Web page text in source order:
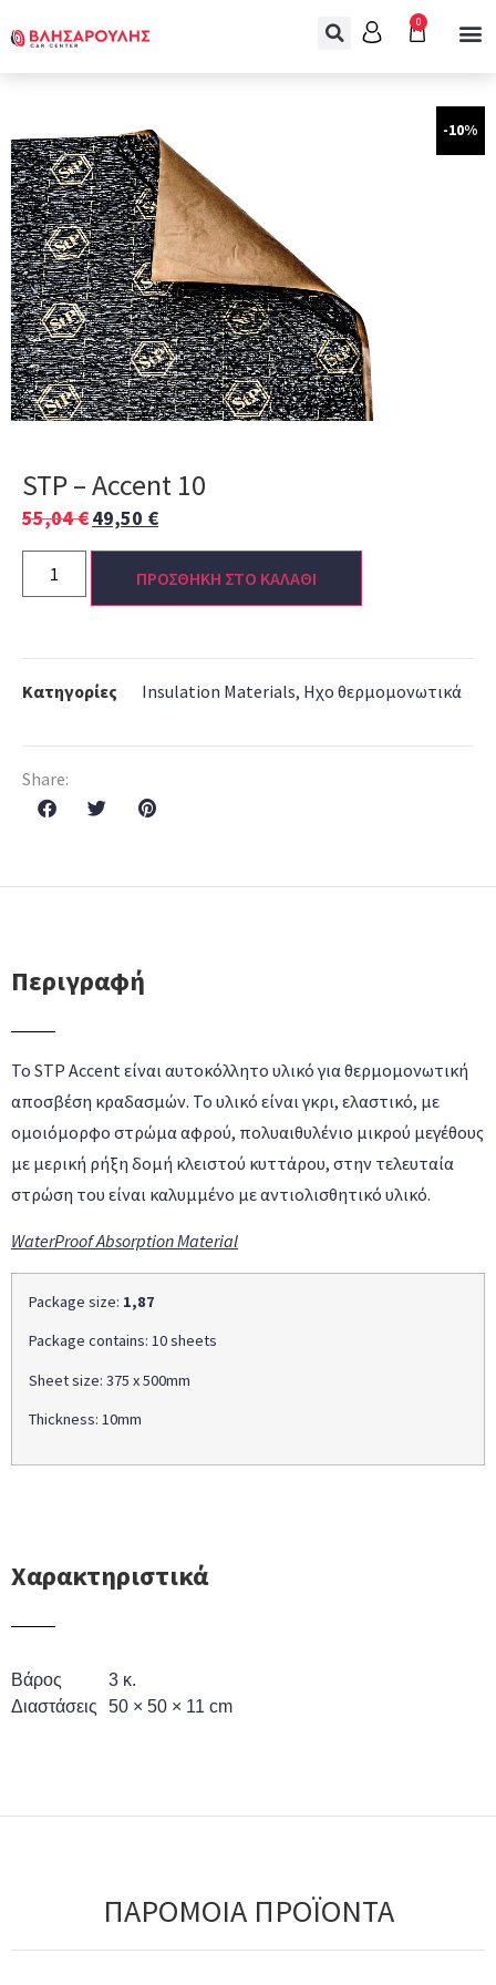
0
-10%
STP – Accent 10
55,04€49,50 €
ΠΡΟΣΘΗΚΗ ΣΤΟ ΚΑΛΑΘΙ
Κατηγορίες Insulation Materials, Ηχο θερμομονωτικά
Share:
Περιγραφή
Το STP Accent είναι αυτοκόλλητο υλικό για θερμομονωτική
αποσβέση κραδασμών. Το υλικό είναι γκρι, ελαστικό, με
ομοιόμορφo στρώμα αφρού, πολυαιθυλένιο μικρού μεγέθους
με μερική ρήξη δομή κλειστού κυττάρου, στην τελευταία
στρώση του είναι καλυμμένο με αντιολισθητικό υλικό.
WaterProof Absorption Material
Package size: 1,87
Package contains: 10 sheets
Sheet size: 375 x 500mm
Thickness: 10mm
Χαρακτηριστικά
Βάρος
3 κ.
Διαστάσεις
50 × 50 × 11 cm
ΠΑΡΟΜΟΙΑ ΠΡΟΪΟΝΤΑ